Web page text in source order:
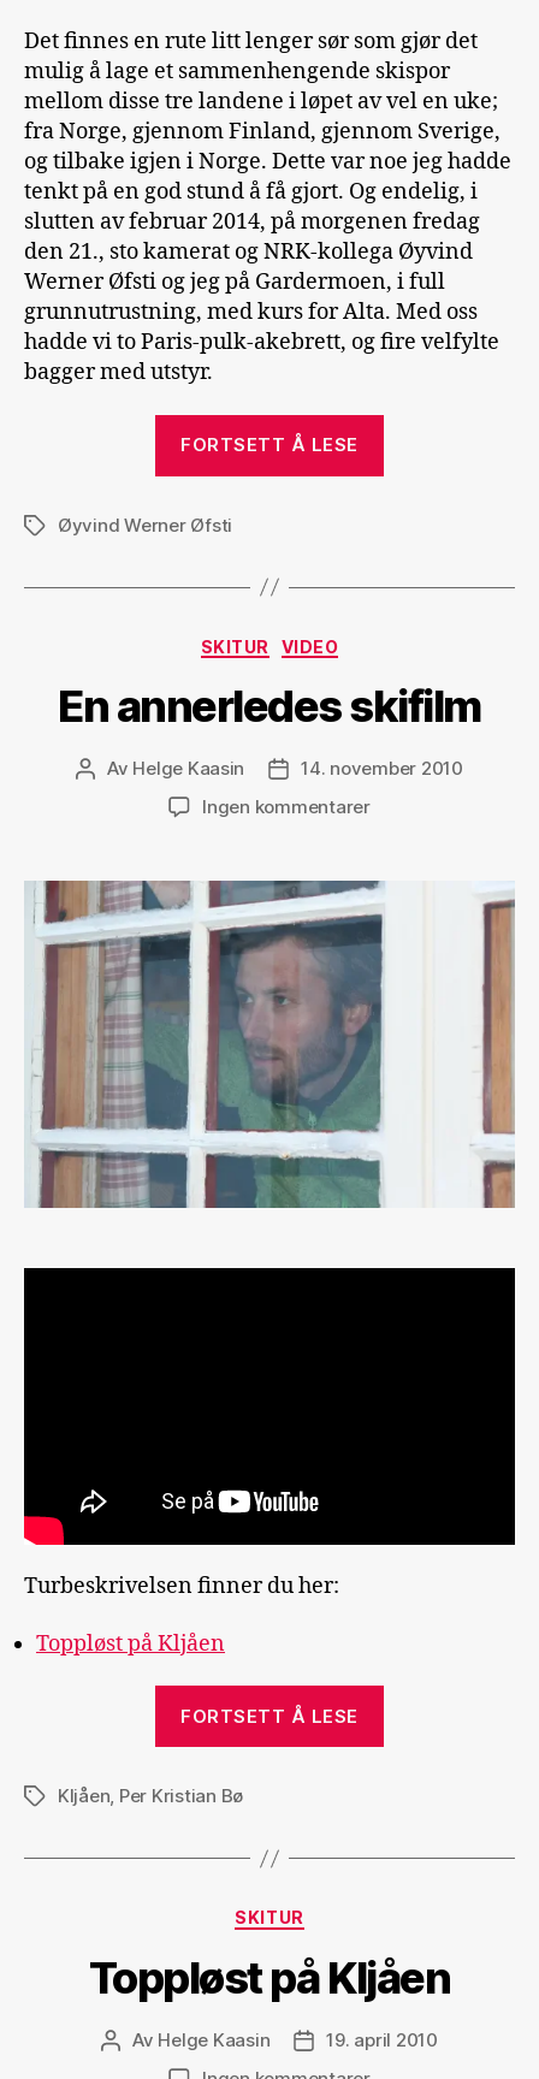
Det finnes en rute litt lenger sør som gjør det
mulig å lage et sammenhengende skispor
mellom disse tre landene i løpet av vel en uke;
fra Norge, gjennom Finland, gjennom Sverige,
og tilbake igjen i Norge. Dette var noe jeg hadde
tenkt på en god stund å få gjort. Og endelig, i
slutten av februar 2014, på morgenen fredag
den 21., sto kamerat og NRK-kollega Øyvind
Werner Øfsti og jeg på Gardermoen, i full
grunnutrustning, med kurs for Alta. Med oss
hadde vi to Paris-pulk-akebrett, og fire velfylte
bagger med utstyr.
FORTSETT Å LESE
StikkordØyvind Werner Øfsti
Kategorier
SKITUR VIDEO
En annerledes skifilm
Innleggsforfatter
Av Helge Kaasin Publiseringsdato
14. november 2010
Ingen kommentarertil
skifilm
Turbeskrivelsen finner du her:
Toppløst på Kljåen
FORTSETT Å LESE
Stikkord
Kljåen, Per Kristian Bø
Kategorier
SKITUR
Toppløst på Kljåen
Innleggsforfatter
Av Helge Kaasin Publiseringsdato
19. april 2010